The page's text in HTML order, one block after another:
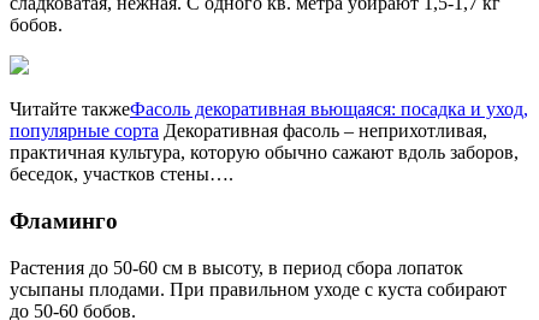
бобов.
Читайте такжеФасоль декоративная вьющаяся: посадка и уход,
популярные сорта Декоративная фасоль – неприхотливая,
практичная культура, которую обычно сажают вдоль заборов,
беседок, участков стены….
Фламинго
Растения до 50-60 см в высоту, в период сбора лопаток
усыпаны плодами. При правильном уходе с куста собирают
до 50-60 бобов.